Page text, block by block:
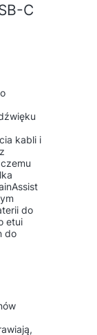
C
kabli i
do
etui
do